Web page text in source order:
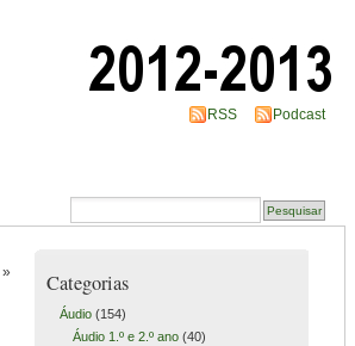
RSS Podcast
» Categorias
Áudio(154)
Áudio 1.º e 2.º ano(40)